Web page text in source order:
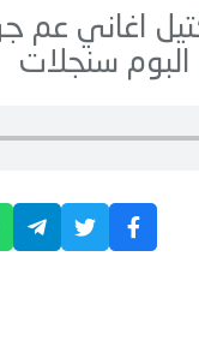
اغاني عم
سنجلات